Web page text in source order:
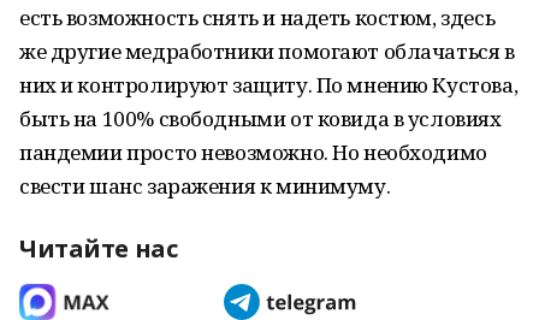
есть возможность снять и надеть костюм, здесь
же другие медработники помогают облачаться в
них и контролируют защиту. По мнению Кустова,
быть на 100% свободными от ковида в условиях
пандемии просто невозможно. Но необходимо
свести шанс заражения к минимуму.
Читайте нас